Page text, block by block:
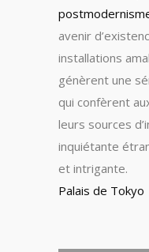
avenir
installations
génèrent une
qui confèrent
leurs sources
inquiétante
et intrigante.
Palais de Tokyo